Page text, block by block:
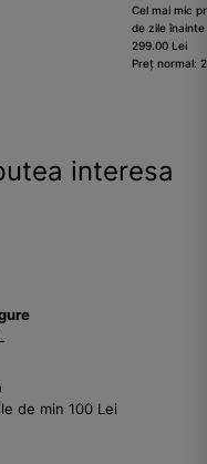
Cel mai mic
de zile
299.00 Lei
Preț normal:
interesa
de min 100 Lei